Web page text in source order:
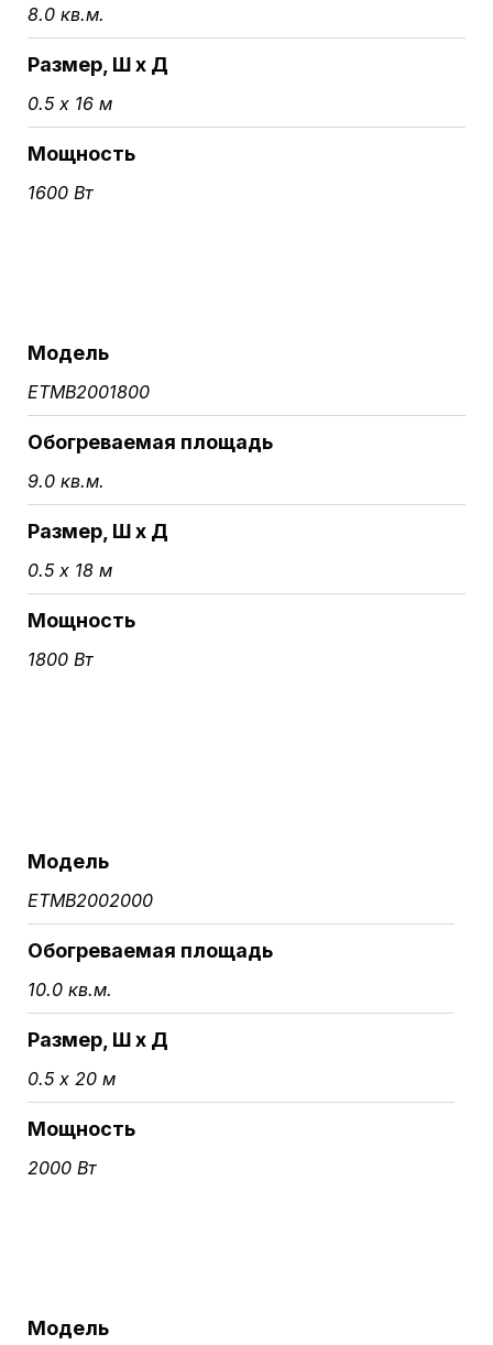
8.0 кв.м.
Размер, Ш х Д
0.5 х 16 м
Мощность
1600 Вт
Модель
ETMB2001800
Обогреваемая площадь
9.0 кв.м.
Размер, Ш х Д
0.5 х 18 м
Мощность
1800 Вт
Модель
ETMB2002000
Обогреваемая площадь
10.0 кв.м.
Размер, Ш х Д
0.5 х 20 м
Мощность
2000 Вт
Модель